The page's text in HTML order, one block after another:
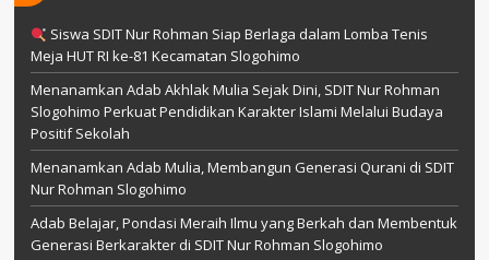
Siswa SDIT Nur Rohman Siap Berlaga dalam Lomba Tenis
Meja HUT RI ke-81 Kecamatan Slogohimo
Menanamkan Adab Akhlak Mulia Sejak Dini, SDIT Nur Rohman
Slogohimo Perkuat Pendidikan Karakter Islami Melalui Budaya
Positif Sekolah
Menanamkan Adab Mulia, Membangun Generasi Qurani di SDIT
Nur Rohman Slogohimo
Adab Belajar, Pondasi Meraih Ilmu yang Berkah dan Membentuk
Generasi Berkarakter di SDIT Nur Rohman Slogohimo